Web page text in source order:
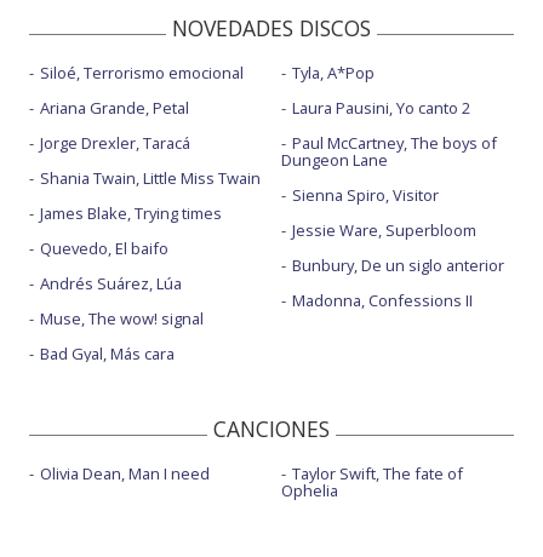
NOVEDADES DISCOS
Siloé, Terrorismo emocional
Ariana Grande, Petal
Jorge Drexler, Taracá
Shania Twain, Little Miss Twain
James Blake, Trying times
Quevedo, El baifo
Andrés Suárez, Lúa
Muse, The wow! signal
Bad Gyal, Más cara
Tyla, A*Pop
Laura Pausini, Yo canto 2
Paul McCartney, The boys of
Dungeon Lane
Sienna Spiro, Visitor
Jessie Ware, Superbloom
Bunbury, De un siglo anterior
Madonna, Confessions II
CANCIONES
Olivia Dean, Man I need Taylor Swift, The fate of
Ophelia